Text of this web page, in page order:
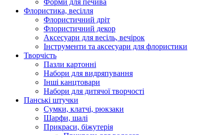
Флористика, весілля
Флористичний дріт
Флористичний декор
Аксесуари для весіль, вечірок
Інструменти та аксесуари для флористики
Творчість
Пазли картонні
Набори для видряпування
Інші канцтовари
Набори для дитячої творчості
Панські штучки
Сумки, клатчі, рюкзаки
Шарфи, шалі
Прикраси, біжутерія